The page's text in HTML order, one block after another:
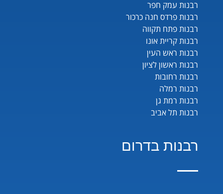
רבנות עמק חפר
רבנות פרדס חנה כרכור
רבנות פתח תקווה
רבנות קריית אונו
רבנות ראש העין
רבנות ראשון לציון
רבנות רחובות
רבנות רמלה
רבנות רמת גן
רבנות תל אביב
רבנות בדרום